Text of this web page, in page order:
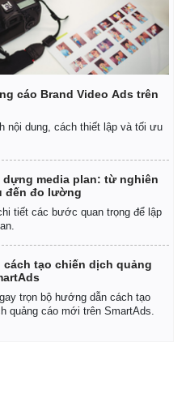
Thị trường
Giá vàng
Tiêu dùng
Tỷ giá
Giá cà phê
cáo Brand Video Ads trên
nội dung, cách thiết lập và tối ưu
media plan: từ nghiên
đến đo lường
tiết các bước quan trọng để lập
cách tạo chiến dịch quảng
trọn bộ hướng dẫn cách tạo
quảng cáo mới trên SmartAds.